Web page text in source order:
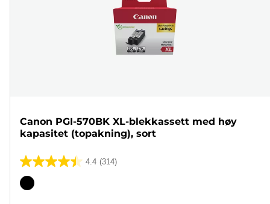
Canon PGI-570BK XL-blekkassett med høy
kapasitet (topakning), sort
4.4 (314)
4.4
av
Fargekassett